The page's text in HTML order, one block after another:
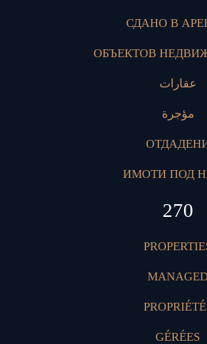
СДАНО В
ОБЪЕКТОВ
عقارات
مؤجرة
ИМОТИ ПОД
409
GÉRÉES